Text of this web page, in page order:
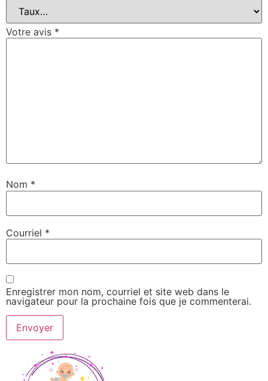
Votre avis *
Nom *
Courriel *
Enregistrer mon nom, courriel et site web dans le
navigateur pour la prochaine fois que je commenterai.